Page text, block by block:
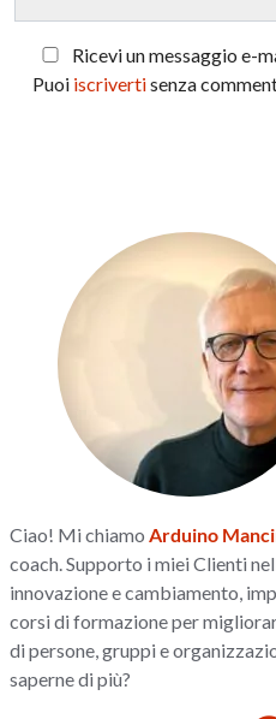
Ricevi un messaggio e-
Puoi iscrivertisenza
Ciao! Mi chiamo Arduino
coach. Supporto i miei Clienti
innovazione e cambiamento,
corsi di formazione per
di persone, gruppi e
saperne di più?